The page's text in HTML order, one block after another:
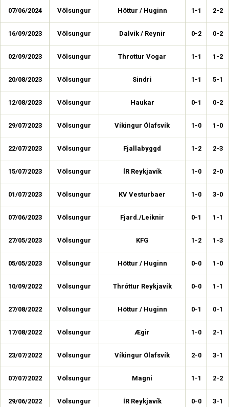
07/06/2024 Völsungur Höttur / Huginn 1-1 2-2
16/09/2023 Völsungur Dalvík / Reynir 0-2 0-2
02/09/2023 Völsungur Throttur Vogar 1-1 1-2
20/08/2023 Völsungur Sindri 1-1 5-1
12/08/2023 Völsungur Haukar 0-1 0-2
29/07/2023 Völsungur Víkingur Ólafsvík 1-0 1-0
22/07/2023 Völsungur Fjallabyggd 1-2 2-3
15/07/2023 Völsungur ÍR Reykjavík 1-0 2-0
01/07/2023 Völsungur KV Vesturbaer 1-0 3-0
07/06/2023 Völsungur Fjard./Leiknir 0-1 1-1
27/05/2023 Völsungur KFG 1-2 1-3
05/05/2023 Völsungur Höttur / Huginn 0-0 1-0
10/09/2022 Völsungur Thróttur Reykjavík 0-0 1-1
27/08/2022 Völsungur Höttur / Huginn 0-1 0-1
17/08/2022 Völsungur Ægir 1-0 2-1
23/07/2022 Völsungur Víkingur Ólafsvík 2-0 3-1
07/07/2022 Völsungur Magni 1-1 2-2
29/06/2022 Völsungur ÍR Reykjavík 0-0 3-1